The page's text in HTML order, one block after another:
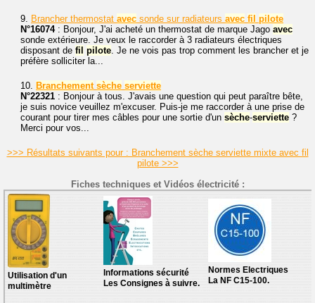
9. Brancher thermostat avec sonde sur radiateurs avec fil pilote
N°16074: Bonjour, J'ai acheté un thermostat de marque Jago avec
sonde extérieure. Je veux le raccorder à 3 radiateurs électriques
disposant de fil pilote. Je ne vois pas trop comment les brancher et je
préfère solliciter la...
10. Branchement sèche serviette
N°22321 : Bonjour à tous. J'avais une question qui peut paraître bête,
je suis novice veuillez m'excuser. Puis-je me raccorder à une prise de
courant pour tirer mes câbles pour une sortie d'un sèche-serviette ?
Merci pour vos...
>>> Résultats suivants pour : Branchement sèche serviette mixte avec fil
pilote >>>
Fiches techniques et Vidéos électricité :
Utilisation d'un
multimètre
Informations sécurité
Les Consignes à suivre.
Normes Electriques
La NF C15-100.